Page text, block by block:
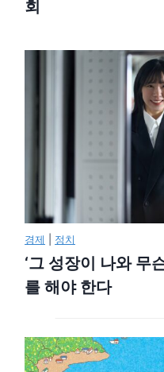
회
경제 정치
‘그 성장이 나와 무
를 해야 한다